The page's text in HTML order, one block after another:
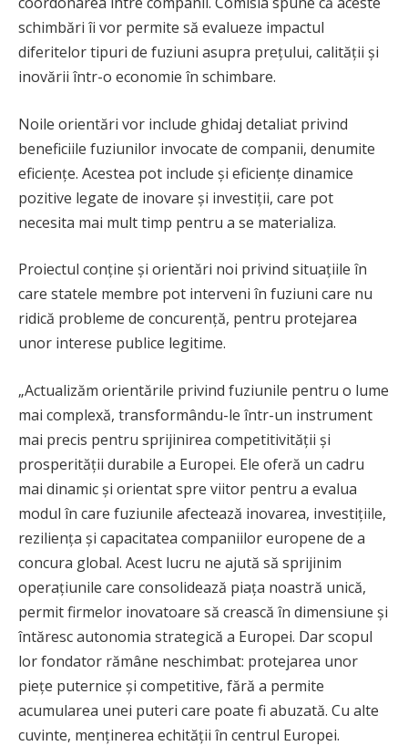
schimbări îi vor permite să evalueze impactul
diferitelor tipuri de fuziuni asupra prețului, calității și
inovării într-o economie în schimbare.
Noile orientări vor include ghidaj detaliat privind
beneficiile fuziunilor invocate de companii, denumite
eficiențe. Acestea pot include și eficiențe dinamice
pozitive legate de inovare și investiții, care pot
necesita mai mult timp pentru a se materializa.
Proiectul conține și orientări noi privind situațiile în
care statele membre pot interveni în fuziuni care nu
ridică probleme de concurență, pentru protejarea
unor interese publice legitime.
„Actualizăm orientările privind fuziunile pentru o lume
mai complexă, transformându-le într-un instrument
mai precis pentru sprijinirea competitivității și
prosperității durabile a Europei. Ele oferă un cadru
mai dinamic și orientat spre viitor pentru a evalua
modul în care fuziunile afectează inovarea, investițiile,
reziliența și capacitatea companiilor europene de a
concura global. Acest lucru ne ajută să sprijinim
operațiunile care consolidează piața noastră unică,
permit firmelor inovatoare să crească în dimensiune și
întăresc autonomia strategică a Europei. Dar scopul
lor fondator rămâne neschimbat: protejarea unor
piețe puternice și competitive, fără a permite
acumularea unei puteri care poate fi abuzată. Cu alte
cuvinte, menținerea echității în centrul Europei.